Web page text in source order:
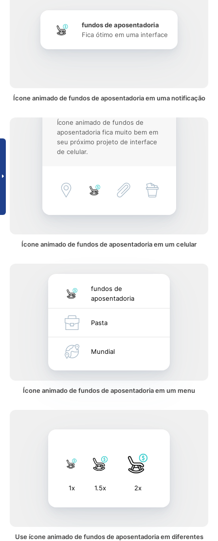
fundos de aposentadoria
Fica ótimo em uma interface
Ícone animado de fundos de aposentadoria em uma notificação
Ícone animado de fundos de
aposentadoria fica muito bem em
seu próximo projeto de interface
de celular.
Ícone animado de fundos de aposentadoria em um celular
fundos de
aposentadoria
Pasta
Mundial
Ícone animado de fundos de aposentadoria em um menu
1x 1.5x 2x
Use ícone animado de fundos de aposentadoria em diferentes